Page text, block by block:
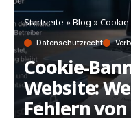
Startseite »Blog »Cookie-
Datenschutzrecht
Cookie-
Website:
Fehlern